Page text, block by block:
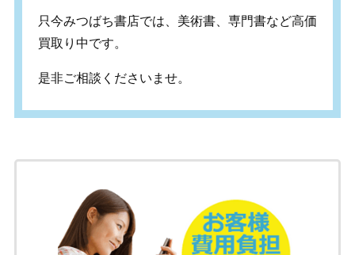
只今みつばち書店では、美術書、専門書など高価
買取り中です。
是非ご相談くださいませ。